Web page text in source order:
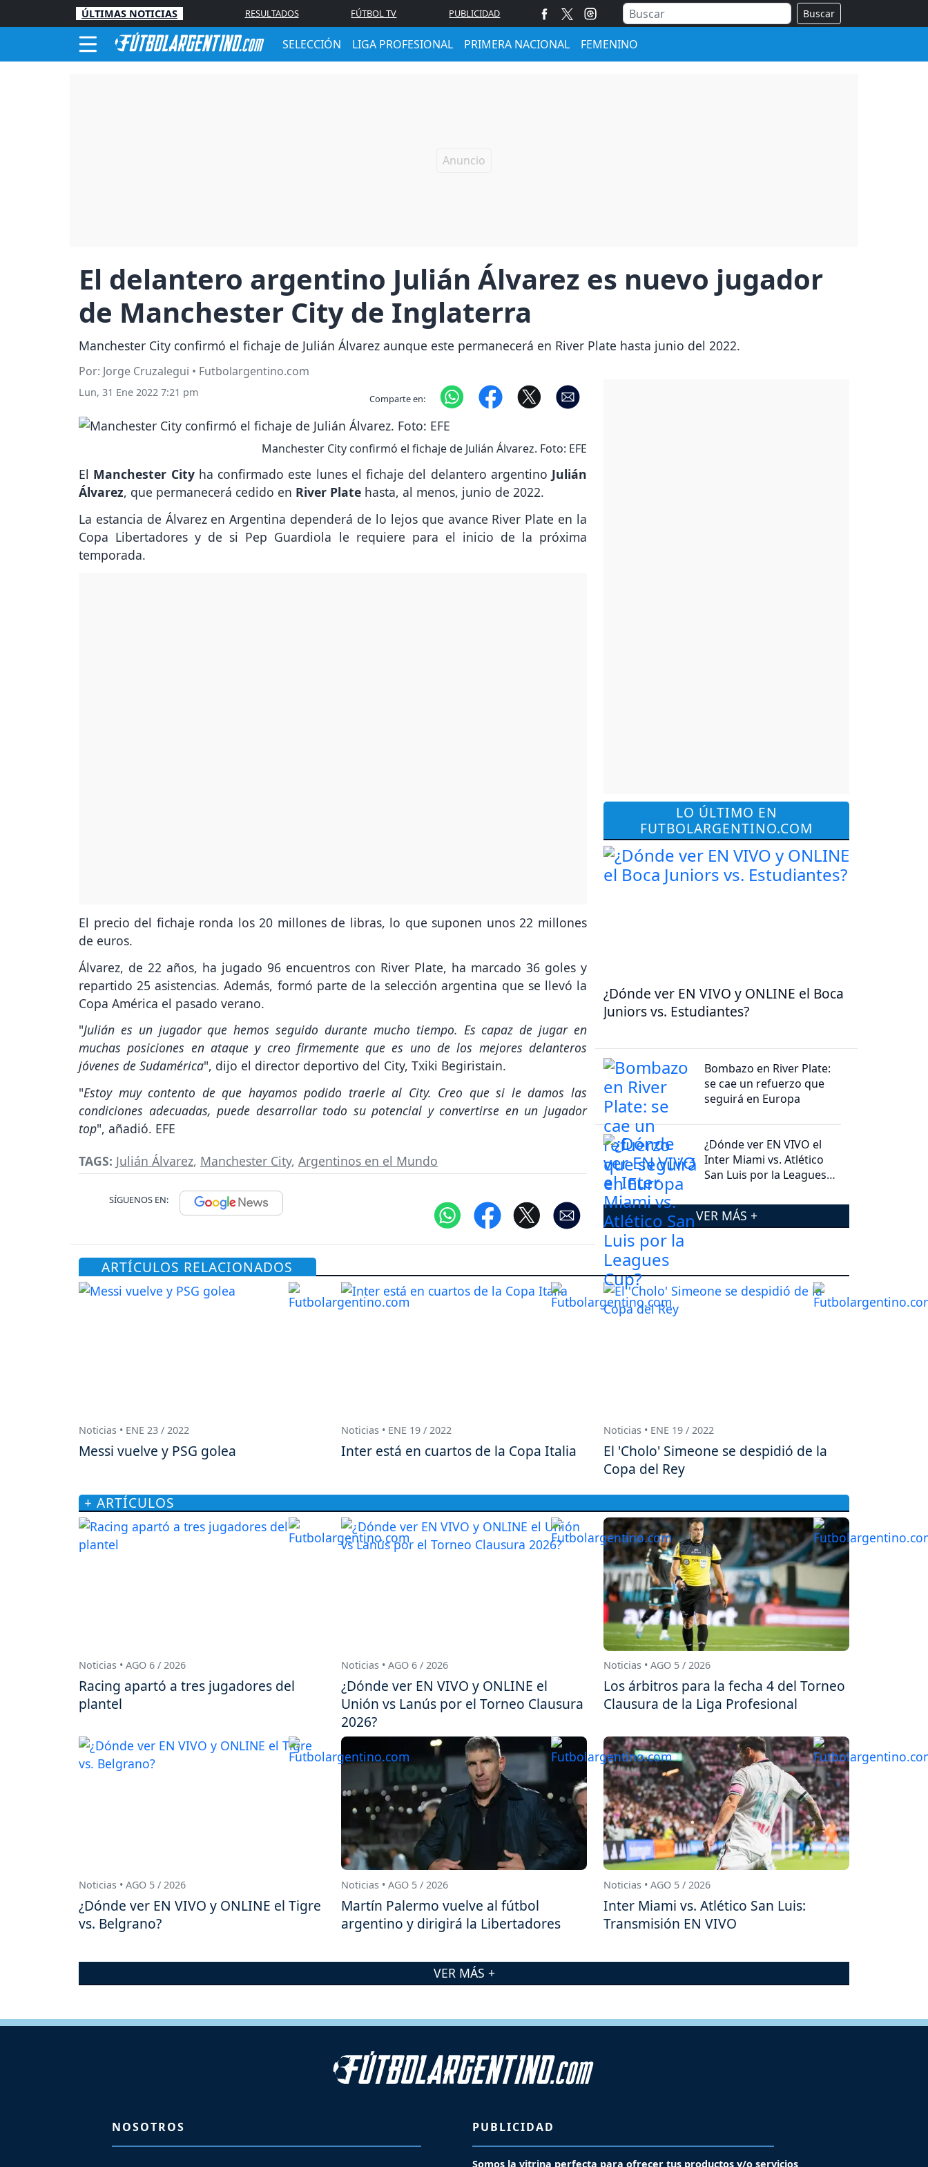
ÚLTIMAS NOTICIAS RESULTADOS FÚTBOL TV PUBLICIDAD Buscar
SELECCIÓN LIGA PROFESIONAL PRIMERA NACIONAL FEMENINO
El delantero argentino Julián Álvarez es nuevo jugador
de Manchester City de Inglaterra
Manchester City confirmó el fichaje de Julián Álvarez aunque este permanecerá en River Plate hasta junio del 2022.
Por: Jorge Cruzalegui • Futbolargentino.com
Lun, 31 Ene 2022 7:21 pm Comparte en:
Manchester City confirmó el fichaje de Julián Álvarez. Foto: EFE
El Manchester Cityha confirmado este lunes el fichaje del delantero argentino Julián
Álvarez, que permanecerá cedido en River Plate hasta, al menos, junio de 2022.
La estancia de Álvarez en Argentina dependerá de lo lejos que avance River Plate en la
Copa Libertadores y de si Pep Guardiola le requiere para el inicio de la próxima
temporada.
El precio del fichaje ronda los 20 millones de libras, lo que suponen unos 22 millones
de euros.
Álvarez, de 22 años, ha jugado 96 encuentros con River Plate, ha marcado 36 goles y
repartido 25 asistencias. Además, formó parte de la selección argentina que se llevó la
Copa América el pasado verano.
"Julián es un jugador que hemos seguido durante mucho tiempo. Es capaz de jugar en
muchas posiciones en ataque y creo firmemente que es uno de los mejores delanteros
jóvenes de Sudamérica", dijo el director deportivo del City, Txiki Begiristain.
"Estoy muy contento de que hayamos podido traerle al City. Creo que si le damos las
condiciones adecuadas, puede desarrollar todo su potencial y convertirse en un jugador
top", añadió. EFE
TAGS: Julián Álvarez, Manchester City, Argentinos en el Mundo
SÍGUENOS EN:
LO ÚLTIMO EN
FUTBOLARGENTINO.COM
¿Dónde ver EN VIVO y ONLINE el Boca
Juniors vs. Estudiantes?
Bombazo en River Plate:
se cae un refuerzo que
seguirá en Europa
¿Dónde ver EN VIVO el
Inter Miami vs. Atlético
San Luis por la Leagues
VER MÁS +
ARTÍCULOS RELACIONADOS
Noticias • ENE 23 / 2022
Messi vuelve y PSG golea
Noticias • ENE 19 / 2022
Inter está en cuartos de la Copa Italia
Noticias • ENE 19 / 2022
El 'Cholo' Simeone se despidió de la
Copa del Rey
+ ARTÍCULOS
Noticias • AGO 6 / 2026
Racing apartó a tres jugadores del
plantel
Noticias • AGO 6 / 2026
¿Dónde ver EN VIVO y ONLINE el
Unión vs Lanús por el Torneo Clausura
2026?
Noticias • AGO 5 / 2026
Los árbitros para la fecha 4 del Torneo
Clausura de la Liga Profesional
Noticias • AGO 5 / 2026
¿Dónde ver EN VIVO y ONLINE el Tigre
vs. Belgrano?
Noticias • AGO 5 / 2026
Martín Palermo vuelve al fútbol
argentino y dirigirá la Libertadores
Noticias • AGO 5 / 2026
Inter Miami vs. Atlético San Luis:
Transmisión EN VIVO
VER MÁS +
NOSOTROS PUBLICIDAD
Somos la vitrina perfecta para ofrecer tus productos y/o servicios